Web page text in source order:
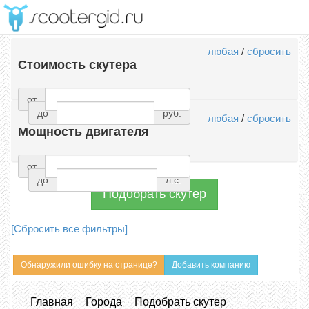
Стоимость скутера
любая / сбросить
от
до
руб.
Мощность двигателя
любая / сбросить
от
до
л.с.
Подобрать скутер
[Сбросить все фильтры]
Обнаружили ошибку на странице? Добавить компанию
Главная Города Подобрать скутер